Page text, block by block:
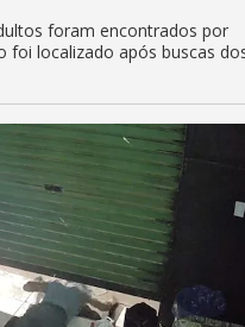
foram encontrados por
foi localizado após buscas